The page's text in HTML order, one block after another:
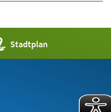
Stadtplan